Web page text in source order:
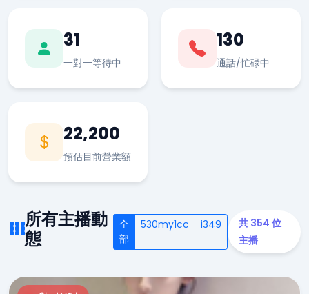
31
一對一等待中
130
通話/忙碌中
22,200
預估目前營業額
所有主播動
態
全
部
530my1cc i349
共 354 位
主播